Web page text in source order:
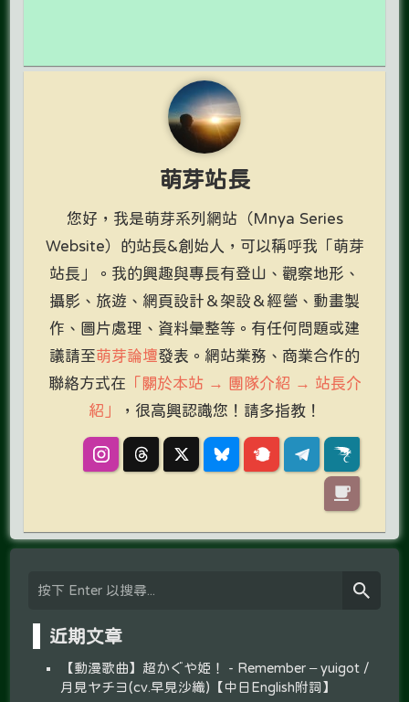
萌芽站長
您好，我是萌芽系列網站（Mnya Series
Website）的站長&創始人，可以稱呼我「萌芽
站長」。我的興趣與專長有登山、觀察地形、
攝影、旅遊、網頁設計＆架設＆經營、動畫製
作、圖片處理、資料彙整等。有任何問題或建
議請至萌芽論壇發表。網站業務、商業合作的
聯絡方式在 「關於本站 → 團隊介紹 → 站長介
紹」
，很高興認識您！請多指教！
近期文章
【動漫歌曲】超かぐや姫！ - Remember – yuigot /
月見ヤチヨ(cv.早見沙織)【中日English附詞】